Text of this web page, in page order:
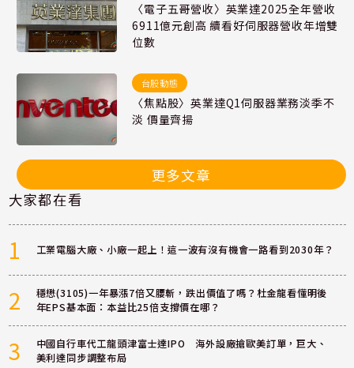
〈電子五哥營收〉英業達2025全年營收
6911億元創高 續看好伺服器營收年增雙
位數
台股動態
〈焦點股〉英業達Q1伺服器業務淡季不
淡 價量齊揚
更多文章
大家都在看
1 工業電腦大廠、小廠一起上！這一波有沒有機會一路看到2030年？
2
穩懋(3105)一年暴漲7倍又腰斬，跌出價值了嗎？杜金龍看懂明後
年EPS基本面：本益比25倍支撐價在哪？
3
中國自行車代工龍頭津富士達IPO 海外設廠搶歐美訂單，巨大、
美利達同步調整布局